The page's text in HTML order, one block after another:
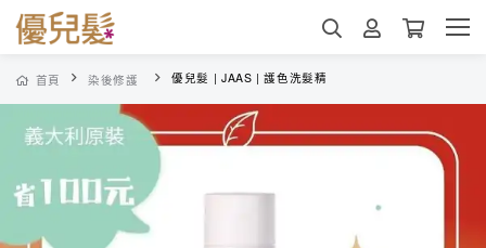
首頁 染後修護 優兒髮 | JAAS | 護色洗髮精